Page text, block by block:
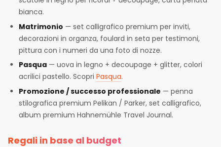
bianca.
Matrimonio — set calligrafico premium per inviti,
decorazioni in organza, foulard in seta per testimoni,
pittura con i numeri da una foto di nozze.
Pasqua — uova in legno + decoupage + glitter, colori
acrilici pastello. ScopriPasqua.
Promozione / successo professionale — penna
stilografica premium Pelikan / Parker, set calligrafico,
album premium Hahnemühle Travel Journal.
Regali in base al budget